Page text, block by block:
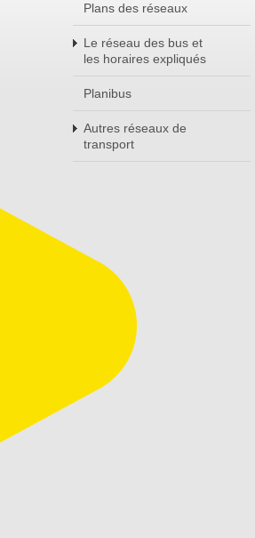
Plans des réseaux
Le réseau des bus et
les horaires expliqués
Planibus
Autres réseaux de
transport